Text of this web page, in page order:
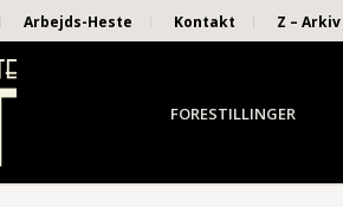
Arbejds-Heste Kontakt Z – Arkiv
FORESTILLINGER